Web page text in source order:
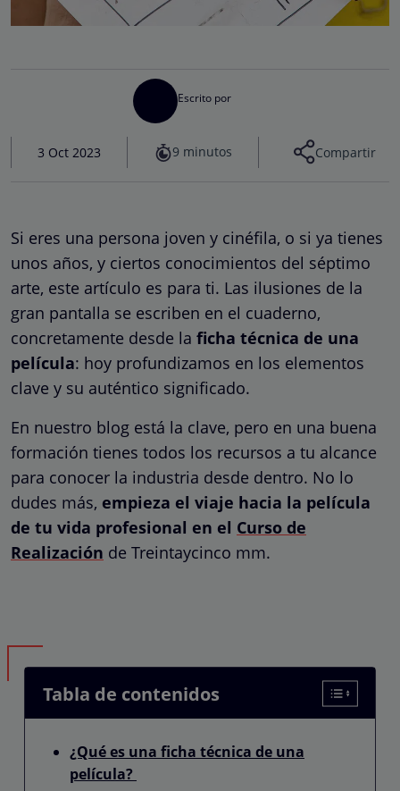
Escrito por
3 Oct 2023 9 minutos Compartir
Si eres una persona joven y cinéfila, o si ya tienes
unos años, y ciertos conocimientos del séptimo
arte, este artículo es para ti. Las ilusiones de la
gran pantalla se escriben en el cuaderno,
concretamente desde la ficha técnica de una
película: hoy profundizamos en los elementos
clave y su auténtico significado.
En nuestro blog está la clave, pero en una buena
formación tienes todos los recursos a tu alcance
para conocer la industria desde dentro. No lo
dudes más, empieza el viaje hacia la película
de tu vida profesional en el Curso de
Realización de Treintaycinco mm.
Tabla de contenidos
¿Qué es una ficha técnica de una
película?